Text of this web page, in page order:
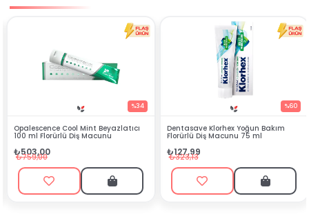
Mint Beyazlatıcı
Macunu
Dentasave Klorhex Yoğun Bakım
Florürlü Diş Macunu 75 ml
Black Berry